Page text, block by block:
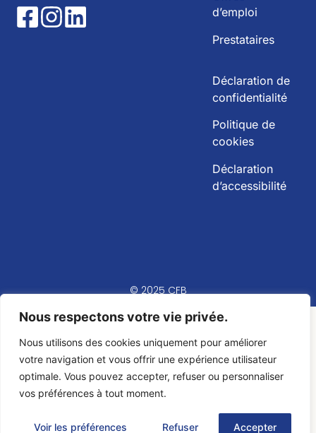
Nous respectons votre vie privée.
Nous utilisons des cookies uniquement pour améliorer
votre navigation et vous offrir une expérience utilisateur
optimale. Vous pouvez accepter, refuser ou personnaliser
vos préférences à tout moment.
Voir les préférences Refuser Accepter
d’emploi
Prestataires
Déclaration de
confidentialité
Politique de
cookies
Déclaration
d’accessibilité
© 2025 CFB